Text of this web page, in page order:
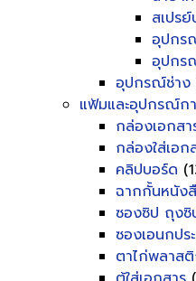
สเปร
อุปกร
อุปกร
อุปกรณ์ช่าง
แฟ้มและอุปกรณ์ก
กล่องเอกสา
กล่องใส่เอ
คลิปบอร์ด
ฉากกั้นหนัง
ซองซิป ถุงซิ
ซองเอนกปร
ตาไก่พลาส